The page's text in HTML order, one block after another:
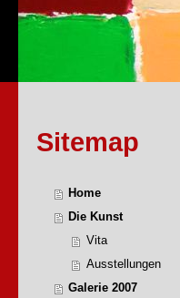
Sitemap
Home
Die Kunst
Vita
Ausstellungen
Galerie 2007